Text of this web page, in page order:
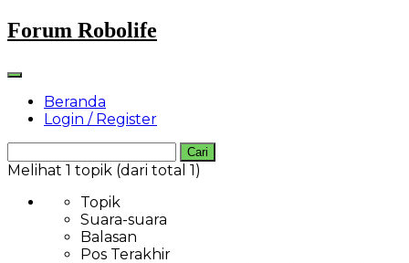
Skip
to
Forum Robolife
Beranda
Login / Register
untuk:
Melihat 1 topik (dari total 1)
Topik
Suara-suara
Balasan
Pos Terakhir